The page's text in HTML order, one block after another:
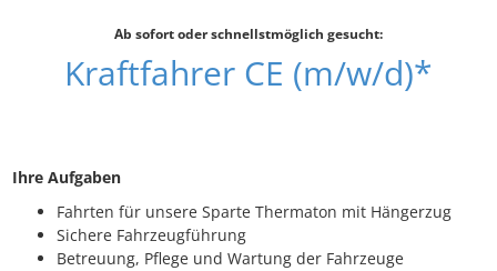
Ab sofort oder schnellstmöglich gesucht:
Kraftfahrer CE (m/w/d)*
Ihre Aufgaben
Fahrten für unsere Sparte Thermaton mit Hängerzug
Sichere Fahrzeugführung
Betreuung, Pflege und Wartung der Fahrzeuge